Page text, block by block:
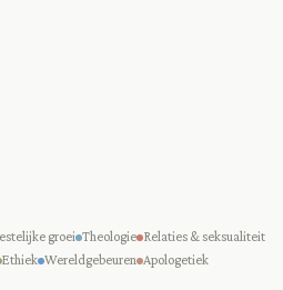
groei Theologie Relaties & seksualiteit
Ethiek Wereldgebeuren Apologetiek